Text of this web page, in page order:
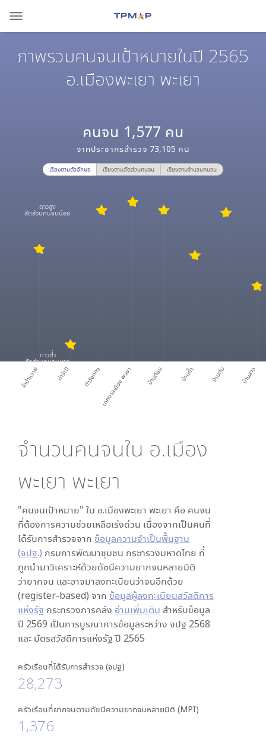
menu
ภาพรวมคนจนเป้าหมายในปี 2565
อ.เมืองพะเยา พะเยา
คนจน 1,577 คน
จากประชากรสำรวจ 73,105 คน
เรียงตามตัวอักษร เรียงตามสัดส่วนคนจน เรียงตามจำนวนคนจน
จำป่าหวาย ท่าจำปี ท่าวังทอง เทศบาลเมือง พะเยา บ้านต๋อม บ้านต๊ำ บ้านตุ่น บ้านสาง
ดาวสูง
สัดส่วนคนจนน้อย
ดาวต่ำ
สัดส่วนคนจนมาก
จำนวนคนจนใน อ.เมือง
พะเยา พะเยา
"คนจนเป้าหมาย" ใน อ.เมืองพะเยา พะเยา คือ คนจน
ที่ต้องการความช่วยเหลือเร่งด่วน เนื่องจากเป็นคนที่
ได้รับการสำรวจจาก ข้อมูลความจำเป็นพื้นฐาน
(จปฐ.) กรมการพัฒนาชุมชน กระทรวงมหาดไทย ที่
ถูกนำมาวิเคราะห์ด้วยดัชนีความยากจนหลายมิติ
ว่ายากจน และอาจมาลงทะเบียนว่าจนอีกด้วย
(register-based) จาก ข้อมูลผู้ลงทะเบียนสวัสดิการ
แห่งรัฐ กระทรวงการคลัง อ่านเพิ่มเติม สำหรับข้อมูล
ปี 2569 เป็นการบูรณาการข้อมูลระหว่าง จปฐ 2568
และ บัตรสวัสดิการแห่งรัฐ ปี 2565
ครัวเรือนที่ได้รับการสำรวจ (จปฐ)
28,273
ครัวเรือนที่ยากจนตามดัชนีความยากจนหลายมิติ (MPI)
1,376